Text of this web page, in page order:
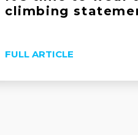
climbing
FULL ARTICLE